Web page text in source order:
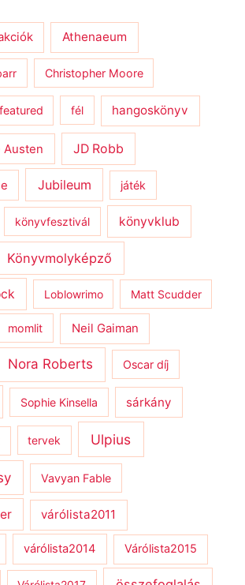
Athenaeum
Christopher Moore
featured fél hangoskönyv
Austen JD Robb
Jubileum játék
könyvfesztivál könyvklub
Könyvmolyképző
Loblowrimo Matt Scudder
momlit Neil Gaiman
Nora Roberts Oscar díj
Sophie Kinsella sárkány
tervek Ulpius
Vavyan Fable
várólista2011
várólista2014 Várólista2015